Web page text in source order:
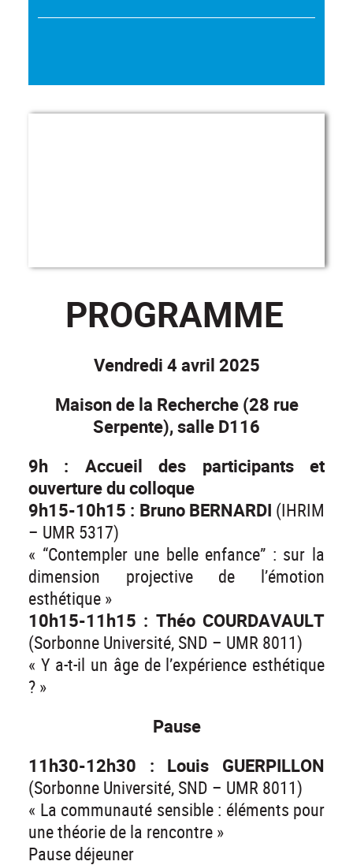
PROGRAMME
Vendredi 4 avril 2025
Maison de la Recherche (28 rue
Serpente), salle D116
9h : Accueil des participants et
ouverture du colloque
9h15-10h15 : Bruno BERNARDI (IHRIM
– UMR 5317)
« “Contempler une belle enfance” : sur la
dimension projective de l’émotion
esthétique »
10h15-11h15 : Théo COURDAVAULT
(Sorbonne Université, SND – UMR 8011)
« Y a-t-il un âge de l’expérience esthétique
? »
Pause
11h30-12h30 : Louis GUERPILLON
(Sorbonne Université, SND – UMR 8011)
« La communauté sensible : éléments pour
une théorie de la rencontre »
Pause déjeuner